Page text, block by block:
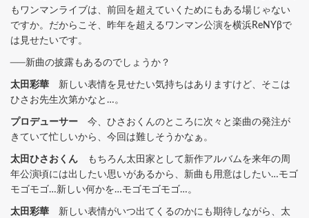
もワンマンライブは、前回を超えていくためにもある場じゃない
ですか。だからこそ、昨年を超えるワンマン公演を横浜ReNYβで
は見せたいです。
──新曲の披露もあるのでしょうか？
太田彩華 新しい表情を見せたい気持ちはありますけど、そこは
ひさお先生次第かなと…。
プロデューサー 今、ひさおくんのところに次々と楽曲の発注が
きていて忙しいから、今回は難しそうかなぁ。
太田ひさおくん もちろん太田家として新作アルバムを来年の周
年公演頃には出したい思いがあるから、新曲も用意はしたい…モゴ
モゴモゴ…新しい何かを…モゴモゴモゴ…。
太田彩華 新しい表情がいつ出てくるのかにも期待しながら、太